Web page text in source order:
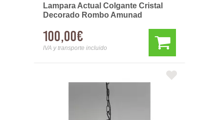
Lampara Actual Colgante Cristal
Decorado Rombo Amunad
100,00€
IVA y transporte incluido